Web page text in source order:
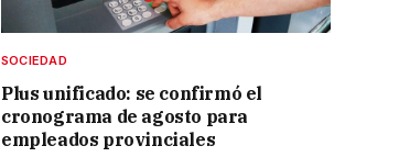
SOCIEDAD
Plus unificado: se confirmó el
cronograma de agosto para
empleados provinciales